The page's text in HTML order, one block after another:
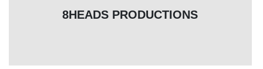
8HEADS PRODUCTIONS